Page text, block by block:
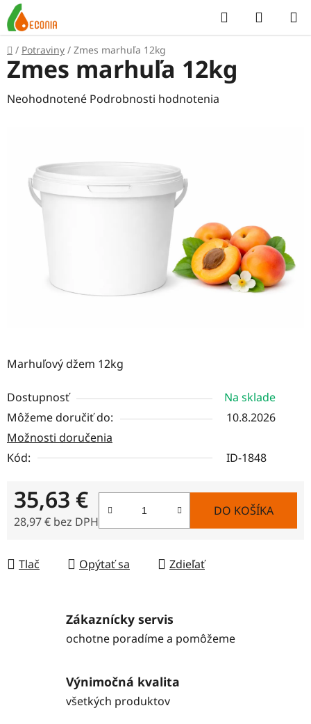
Prejsť
na
obsah
Hľadať
KOŠÍK
Domov
/ Potraviny / Zmes marhuľa 12kg
Marhuľový džem 12kg
Dostupnosť
Na sklade
Môžeme doručiť do:
10.8.2026
Možnosti doručenia
Kód:
ID-1848
35,63 €
28,97 € bez DPH
DO KOŠÍKA
Tlač Opýtať sa Zdieľať
Zmes marhuľa 12kg
Priemerné
Neohodnotené Podrobnosti hodnotenia
Zákaznícky servis
ochotne poradíme a pomôžeme
Výnimočná kvalita
všetkých produktov